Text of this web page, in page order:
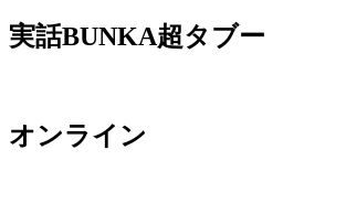
実話BUNKA超タブー
オンライン